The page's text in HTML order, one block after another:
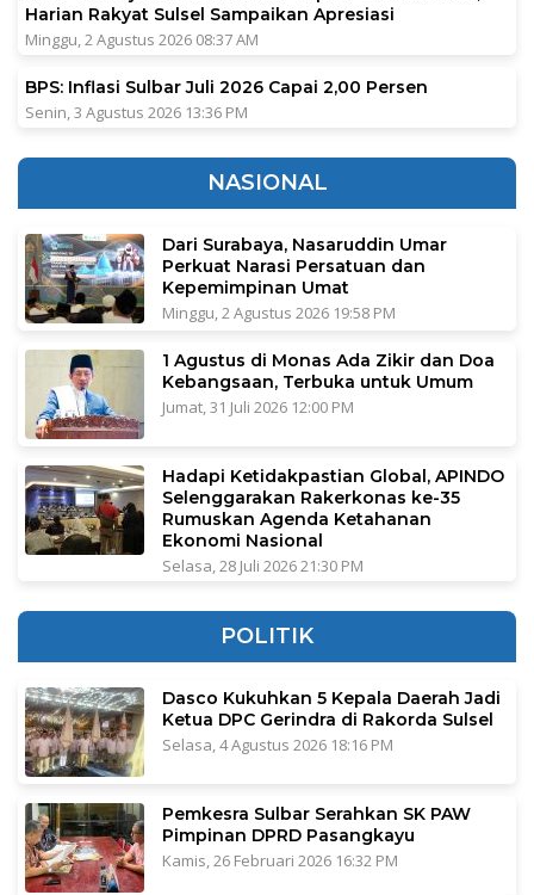
Harian Rakyat Sulsel Sampaikan Apresiasi
Minggu, 2 Agustus 2026 08:37 AM
BPS: Inflasi Sulbar Juli 2026 Capai 2,00 Persen
Senin, 3 Agustus 2026 13:36 PM
NASIONAL
Dari Surabaya, Nasaruddin Umar
Perkuat Narasi Persatuan dan
Kepemimpinan Umat
Minggu, 2 Agustus 2026 19:58 PM
1 Agustus di Monas Ada Zikir dan Doa
Kebangsaan, Terbuka untuk Umum
Jumat, 31 Juli 2026 12:00 PM
Hadapi Ketidakpastian Global, APINDO
Selenggarakan Rakerkonas ke-35
Rumuskan Agenda Ketahanan
Ekonomi Nasional
Selasa, 28 Juli 2026 21:30 PM
POLITIK
Dasco Kukuhkan 5 Kepala Daerah Jadi
Ketua DPC Gerindra di Rakorda Sulsel
Selasa, 4 Agustus 2026 18:16 PM
Pemkesra Sulbar Serahkan SK PAW
Pimpinan DPRD Pasangkayu
Kamis, 26 Februari 2026 16:32 PM